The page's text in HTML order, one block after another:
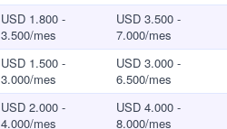
USD 1.800 -
3.500/mes
USD 3.500 -
7.000/mes
USD 1.500 -
3.000/mes
USD 3.000 -
6.500/mes
USD 2.000 -
4.000/mes
USD 4.000 -
8.000/mes